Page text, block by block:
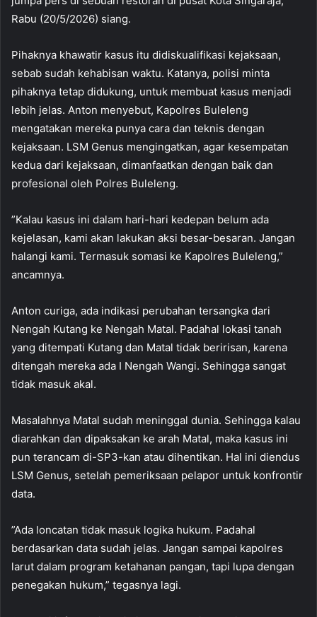
Rabu (20/5/2026) siang.
Pihaknya khawatir kasus itu didiskualifikasi kejaksaan,
sebab sudah kehabisan waktu. Katanya, polisi minta
pihaknya tetap didukung, untuk membuat kasus menjadi
lebih jelas. Anton menyebut, Kapolres Buleleng
mengatakan mereka punya cara dan teknis dengan
kejaksaan. LSM Genus mengingatkan, agar kesempatan
kedua dari kejaksaan, dimanfaatkan dengan baik dan
profesional oleh Polres Buleleng.
”Kalau kasus ini dalam hari-hari kedepan belum ada
kejelasan, kami akan lakukan aksi besar-besaran. Jangan
halangi kami. Termasuk somasi ke Kapolres Buleleng,”
ancamnya.
Anton curiga, ada indikasi perubahan tersangka dari
Nengah Kutang ke Nengah Matal. Padahal lokasi tanah
yang ditempati Kutang dan Matal tidak beririsan, karena
ditengah mereka ada I Nengah Wangi. Sehingga sangat
tidak masuk akal.
Masalahnya Matal sudah meninggal dunia. Sehingga kalau
diarahkan dan dipaksakan ke arah Matal, maka kasus ini
pun terancam di-SP3-kan atau dihentikan. Hal ini diendus
LSM Genus, setelah pemeriksaan pelapor untuk konfrontir
data.
”Ada loncatan tidak masuk logika hukum. Padahal
berdasarkan data sudah jelas. Jangan sampai kapolres
larut dalam program ketahanan pangan, tapi lupa dengan
penegakan hukum,” tegasnya lagi.